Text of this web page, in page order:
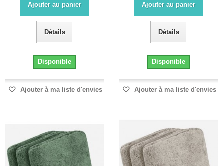
Ajouter au panier
Détails
Disponible
Ajouter à ma liste d'envies
Ajouter au panier
Détails
Disponible
Ajouter à ma liste d'envies